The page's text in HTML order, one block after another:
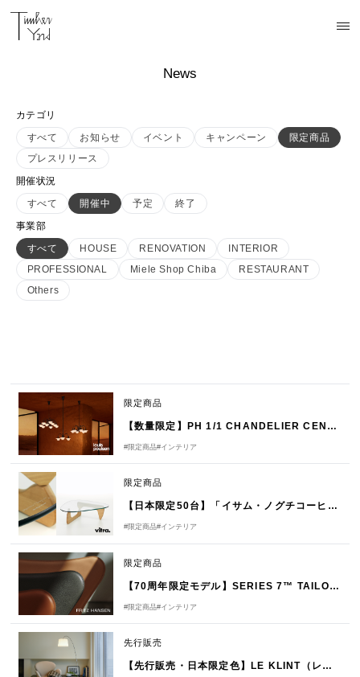
News
カテゴリ
すべて
お知らせ イベント キャンペーン
限定商品
プレスリリース
開催状況
すべて
開催中 予定
終了
事業部
すべて
HOUSE RENOVATION
INTERIOR
PROFESSIONAL
Miele Shop Chiba
RESTAURANT
Others
限定商品
【数量限定】PH 1/1 CHANDELIER CENTENARY EDITION by Louis Poulsen（ルイスポールセン）
#限定商品#インテリア
限定商品
【日本限定50台】「イサム・ノグチコーヒーテーブル オーク」発売のお知らせ
#限定商品#インテリア
限定商品
【70周年限定モデル】SERIES 7™ TAILORED（テーラード）by FRITZ HANSEN（フリッツ・ハンセン）
#限定商品#インテリア
先行販売
【先行販売・日本限定色】LE KLINT（レ・クリント）スノードロップ発売のお知らせ